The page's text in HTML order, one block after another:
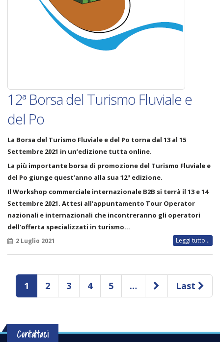
12ª Borsa del Turismo Fluviale e
del Po
La Borsa del Turismo Fluviale e del Po torna dal 13 al 15
Settembre 2021 in un’edizione tutta online.
La più importante borsa di promozione del Turismo Fluviale e
del Po giunge quest’anno alla sua 12ª edizione.
Il Workshop commerciale internazionale B2B si terrà il 13 e 14
Settembre 2021. Attesi all’appuntamento Tour Operator
nazionali e internazionali che incontreranno gli operatori
dell’offerta specializzati in turismo…
2 Luglio 2021 Leggi tutto...
1 2 3 4 5 … Last
Contattaci